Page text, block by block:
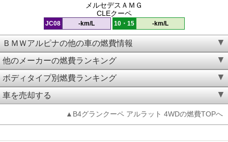
メルセデスＡＭＧ
CLEクーペ
JC08 -km/L 10・15 -km/L
ＢＭＷアルピナの他の車の燃費情報
他のメーカーの燃費ランキング
ボディタイプ別燃費ランキング
車を売却する
▲B4グランクーペ アルラット 4WDの燃費TOPへ